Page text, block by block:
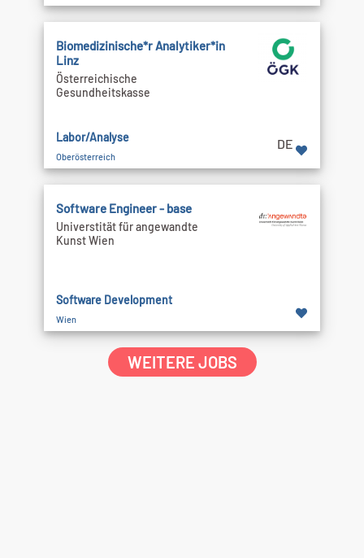
Biomedizinische*r Analytiker*in
Linz
Österreichische
Gesundheitskasse
Labor/Analyse
Oberösterreich
DE
Software Engineer - base
Universtität für angewandte
Kunst Wien
Software Development
Wien
WEITERE JOBS